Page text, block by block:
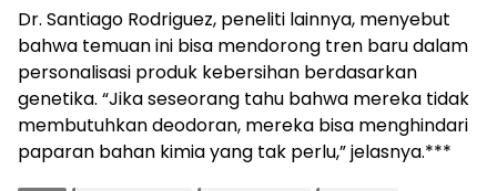
Dr. Santiago Rodriguez, peneliti lainnya, menyebut
bahwa temuan ini bisa mendorong tren baru dalam
personalisasi produk kebersihan berdasarkan
genetika. “Jika seseorang tahu bahwa mereka tidak
membutuhkan deodoran, mereka bisa menghindari
paparan bahan kimia yang tak perlu,” jelasnya.***